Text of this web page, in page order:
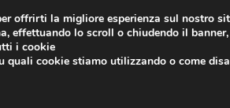
offrirti la migliore esperienza sul nostro
effettuando lo scroll o chiudendo il
i cookie
quali cookie stiamo utilizzando o come